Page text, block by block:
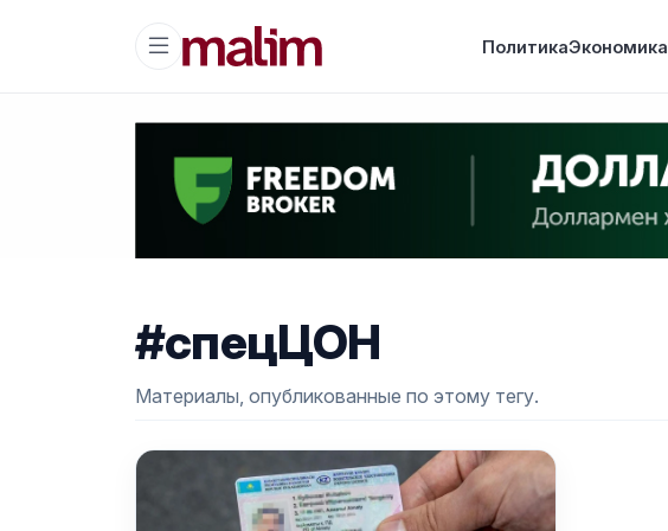
ПолитикаЭкономика
#спецЦОН
Материалы, опубликованные по этому тегу.